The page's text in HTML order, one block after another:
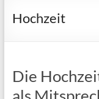
Hochzeit
Die